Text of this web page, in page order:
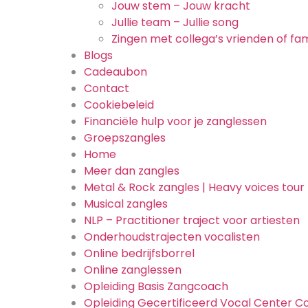
Jouw stem – Jouw kracht
Jullie team – Jullie song
Zingen met collega’s vrienden of
Blogs
Cadeaubon
Contact
Cookiebeleid
Financiële hulp voor je zanglessen
Groepszangles
Home
Meer dan zangles
Metal & Rock zangles | Heavy voices tour
Musical zangles
NLP – Practitioner traject voor artiesten
Onderhoudstrajecten vocalisten
Online bedrijfsborrel
Online zanglessen
Opleiding Basis Zangcoach
Opleiding Gecertificeerd Vocal Center